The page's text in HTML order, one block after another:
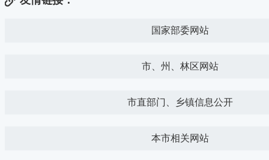
国家部委网站
市、州、林区网站
市直部门、乡镇信息公开
本市相关网站